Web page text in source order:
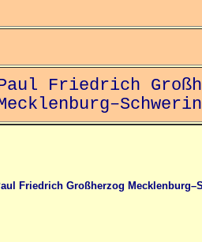
Friedrich
Friedrich Großherzog